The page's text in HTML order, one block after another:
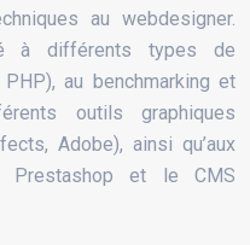
au webdesigner.
à différents types de
au benchmarking et
outils graphiques
Adobe), ainsi qu’aux
Prestashop et le CMS